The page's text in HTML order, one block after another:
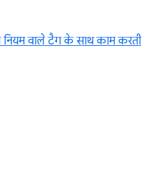
वाले टैग के साथ काम करती